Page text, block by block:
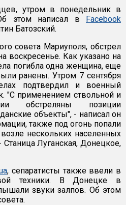
утром в понедельник в
этом написал в Facebook
Батозский.
совета Мариуполя, обстрел
воскресенье. Как указано на
погибла одна женщина, еще
ранены. Утром 7 сентября
подтвердил и военный
"С применением ствольной и
обстреляны позиции
объекты", - написал он
также под огонь попали
нескольких населенных
Луганская, Донецкое,
, сепаратисты также ввели в
техники. В Донецке в
звуки залпов. Об этом